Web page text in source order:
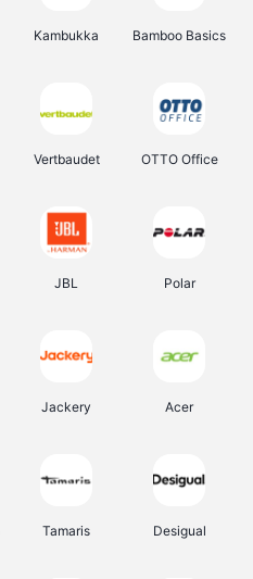
Kambukka Bamboo Basics
Vertbaudet OTTO Office
JBL Polar
Jackery Acer
Tamaris Desigual